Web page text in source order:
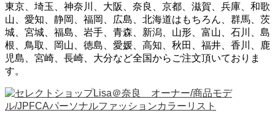
東京、埼玉、神奈川、大阪、奈良、京都、滋賀、兵庫、和歌
山、愛知、静岡、福岡、広島、北海道はもちろん、群馬、茨
城、宮城、福島、岩手、青森、新潟、山形、富山、石川、島
根、鳥取、岡山、徳島、愛媛、高知、秋田、福井、香川、鹿
児島、宮崎、長崎、大分など全国からご注文頂いておりま
す。